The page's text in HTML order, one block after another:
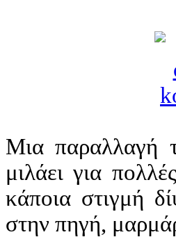
Μια παραλλαγή
μιλάει για
κάποια στιγμή
στην πηγή,